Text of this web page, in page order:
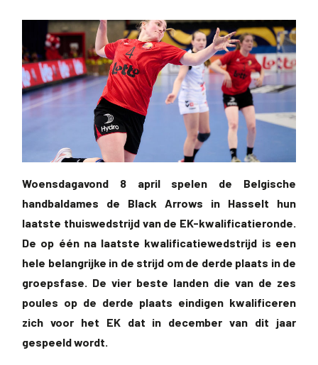
Woensdagavond 8 april spelen de Belgische
handbaldames de Black Arrows in Hasselt hun
laatste thuiswedstrijd van de EK-kwalificatieronde.
De op één na laatste kwalificatiewedstrijd is een
hele belangrijke in de strijd om de derde plaats in de
groepsfase. De vier beste landen die van de zes
poules op de derde plaats eindigen kwalificeren
zich voor het EK dat in december van dit jaar
gespeeld wordt.